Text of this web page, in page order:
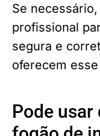
Se
profissional
segura e
oferecem
Pode